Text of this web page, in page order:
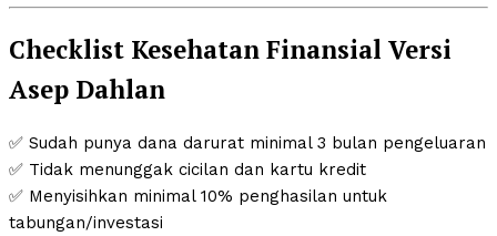
Checklist Kesehatan Finansial Versi
Asep Dahlan
✅ Sudah punya dana darurat minimal 3 bulan pengeluaran
✅ Tidak menunggak cicilan dan kartu kredit
✅ Menyisihkan minimal 10% penghasilan untuk
tabungan/investasi